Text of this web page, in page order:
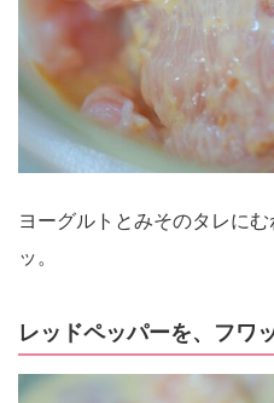
ヨーグルトとみそのタレに
ッ。
レッドペッパーを、フワ